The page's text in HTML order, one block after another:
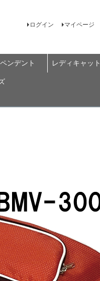
ログイン マイページ
ンデント レディキャット